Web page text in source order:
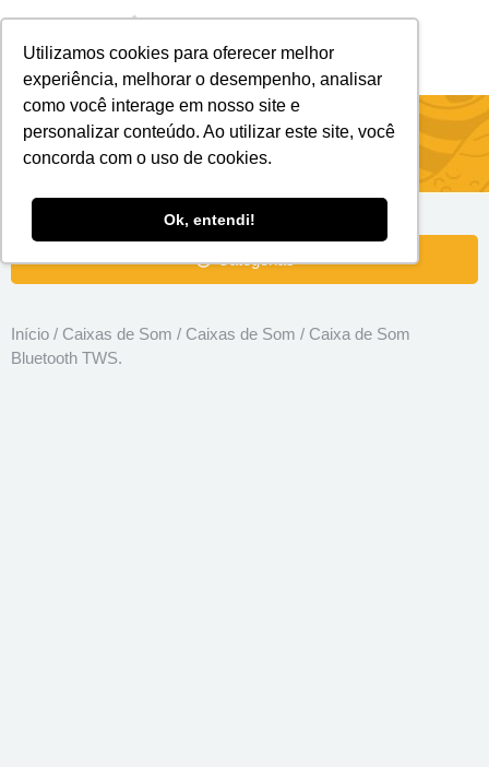
Utilizamos cookies para oferecer melhor
experiência, melhorar o desempenho, analisar
como você interage em nosso site e
personalizar conteúdo. Ao utilizar este site, você
concorda com o uso de cookies.
Ok, entendi!
Caixa de Som Bluetooth TWS.
Categorias
Início / Caixas de Som / Caixas de Som / Caixa de Som
Bluetooth TWS.